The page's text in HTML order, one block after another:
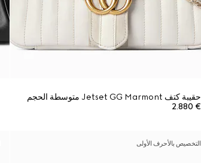
حقيبة كتف Jetset GG Marmont متوسطة الحجم
€ 2.880
التخصيص بالأحرف الأولى